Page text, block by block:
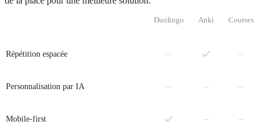
Duolingo Anki Courses
Répétition espacée –Non –Non
Personnalisation par IA –Non –Non –Non
Mobile-first –Non –Non